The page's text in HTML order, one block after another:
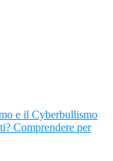
e il Cyberbullismo
Comprendere per